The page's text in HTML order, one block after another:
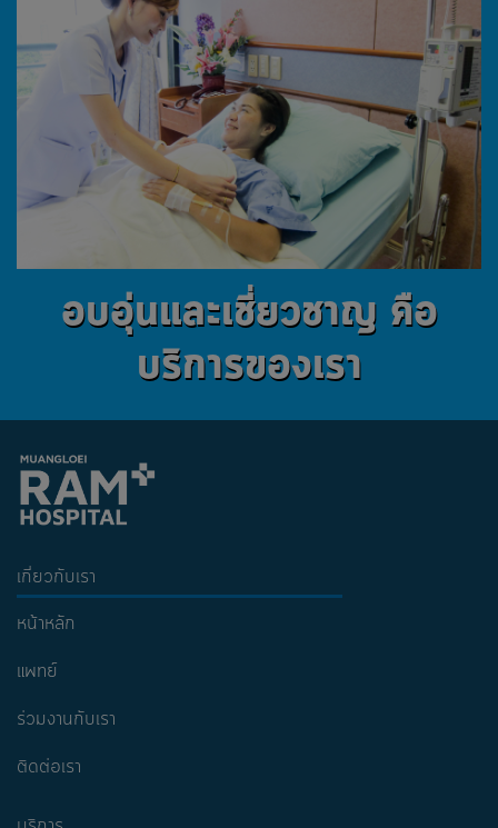
อบอุ่นและเชี่ยวชาญ คือ
บริการของเรา
เกี่ยวกับเรา
หน้าหลัก
แพทย์
ร่วมงานกับเรา
ติดต่อเรา